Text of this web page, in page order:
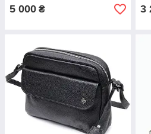
5 000 ₴ 3